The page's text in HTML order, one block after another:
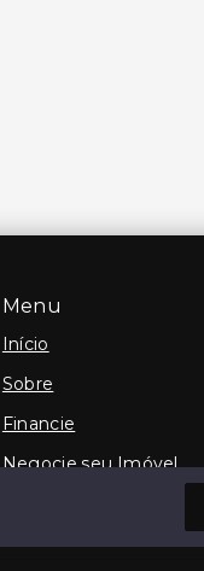
Menu
Início
Sobre
Financie
Negocie seu Imóvel